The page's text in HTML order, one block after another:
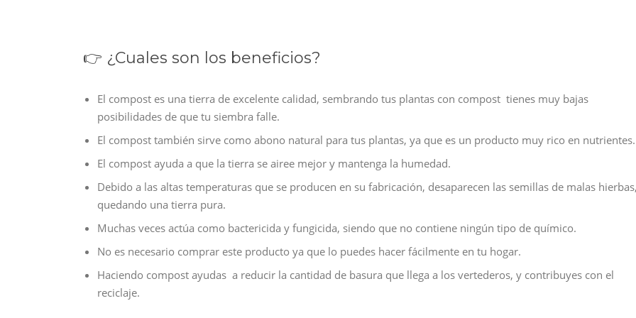
👉 ¿Cuales son los beneficios?
El compost es una tierra de excelente calidad, sembrando tus plantas con compost tienes muy bajas
posibilidades de que tu siembra falle.
El compost también sirve como abono natural para tus plantas, ya que es un producto muy rico en nutrientes.
El compost ayuda a que la tierra se airee mejor y mantenga la humedad.
Debido a las altas temperaturas que se producen en su fabricación, desaparecen las semillas de malas
quedando una tierra pura.
Muchas veces actúa como bactericida y fungicida, siendo que no contiene ningún tipo de químico.
No es necesario comprar este producto ya que lo puedes hacer fácilmente en tu hogar.
Haciendo compost ayudas a reducir la cantidad de basura que llega a los vertederos, y contribuyes con el
reciclaje.